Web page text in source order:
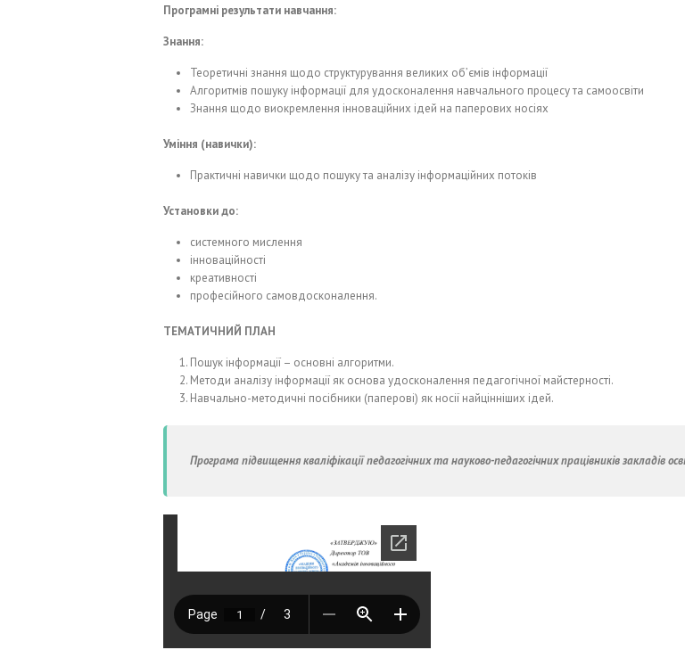
Програмні результати навчання:
Знання:
Теоретичні знання щодо структурування великих об’ємів інформації
Алгоритмів пошуку інформації для удосконалення навчального процесу та самоосвіти
Знання щодо виокремлення інноваційних ідей на паперових носіях
Уміння (навички):
Практичні навички щодо пошуку та аналізу інформаційних потоків
Установки до:
системного мислення
інноваційності
креативності
професійного самовдосконалення.
ТЕМАТИЧНИЙ ПЛАН
Пошук інформації – основні алгоритми.
Методи аналізу інформації як основа удосконалення педагогічної майстерності.
Навчально-методичні посібники (паперові) як носії найцінніших ідей.
Програма підвищення кваліфікації педагогічних та науково-педагогічних працівників закладів